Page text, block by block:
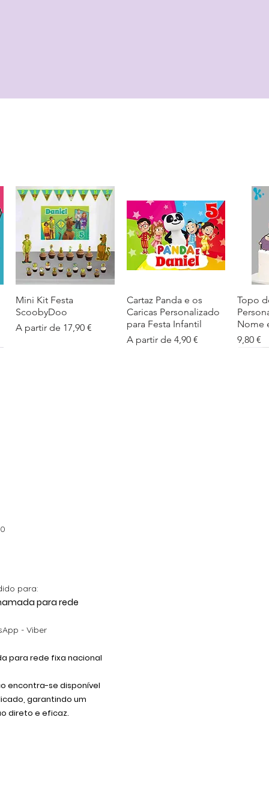
Visualização rápida
Mini Kit Festa
ScoobyDoo
A partir de 17,90 €
Preço promocional
Visualização rápida
Cartaz Panda e os
Caricas Personalizado
para Festa Infantil
A partir de 4,90 €
Preço promocional
Topo
Nome
Preço
9,80 €
para:
para rede
- Viber
para rede fixa nacional
encontra-se disponível
garantindo um
direto e eficaz.